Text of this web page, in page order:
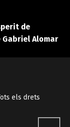
de
Gabriel Alomar
els drets